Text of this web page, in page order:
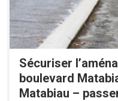
Sécuriser
boulevard
Matabiau –